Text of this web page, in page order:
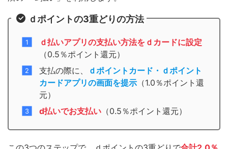
ｄポイントの3重どりの方法
ｄ払いアプリの支払い方法をｄカードに設定
（0.5％ポイント還元）
支払の際に、
ｄポイントカード・ｄポイント
カードアプリの画面を提示 （1.0％ポイント還
元）
d払いでお支払い （0.5％ポイント還元）